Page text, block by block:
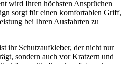
wird Ihren höchsten Ansprüchen
sorgt für einen komfortablen Griff,
bei Ihren Ausfahrten zu
ihr Schutzaufkleber, der nicht nur
sondern auch vor Kratzern und